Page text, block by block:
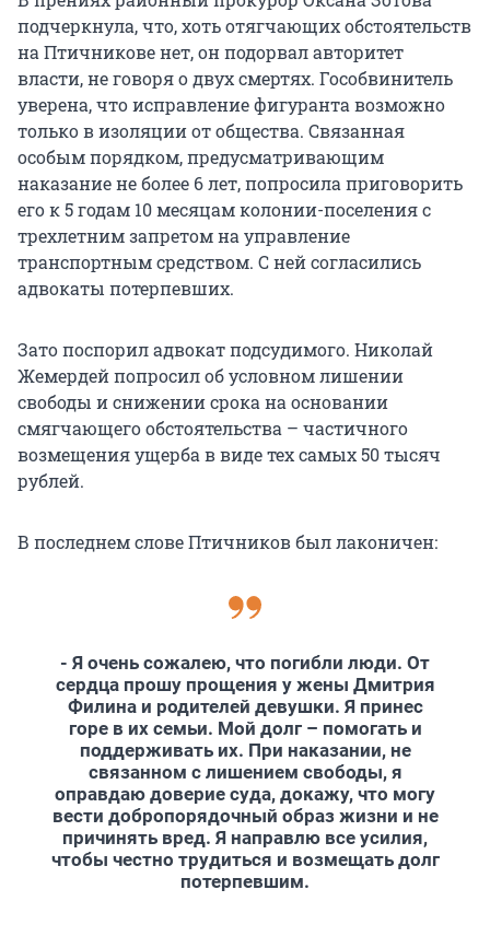
подчеркнула, что, хоть отягчающих обстоятельств
на Птичникове нет, он подорвал авторитет
власти, не говоря о двух смертях. Гособвинитель
уверена, что исправление фигуранта возможно
только в изоляции от общества. Связанная
особым порядком, предусматривающим
наказание не более 6 лет, попросила приговорить
его к 5 годам 10 месяцам колонии-поселения с
трехлетним запретом на управление
транспортным средством. С ней согласились
адвокаты потерпевших.
Зато поспорил адвокат подсудимого. Николай
Жемердей попросил об условном лишении
свободы и снижении срока на основании
смягчающего обстоятельства – частичного
возмещения ущерба в виде тех самых 50 тысяч
рублей.
В последнем слове Птичников был лаконичен:
- Я очень сожалею, что погибли люди. От
сердца прошу прощения у жены Дмитрия
Филина и родителей девушки. Я принес
горе в их семьи. Мой долг – помогать и
поддерживать их. При наказании, не
связанном с лишением свободы, я
оправдаю доверие суда, докажу, что могу
вести добропорядочный образ жизни и не
причинять вред. Я направлю все усилия,
чтобы честно трудиться и возмещать долг
потерпевшим.